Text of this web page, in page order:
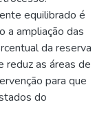
equilibrado é
a ampliação das
da reserva
reduz as áreas de
para que
do